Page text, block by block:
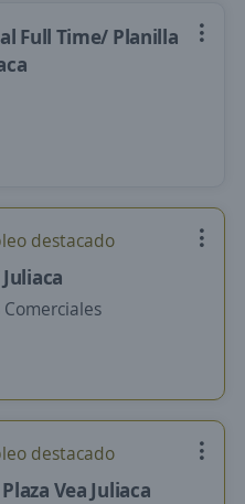
Full Time/ Planilla
destacado
destacado
Vea Juliaca